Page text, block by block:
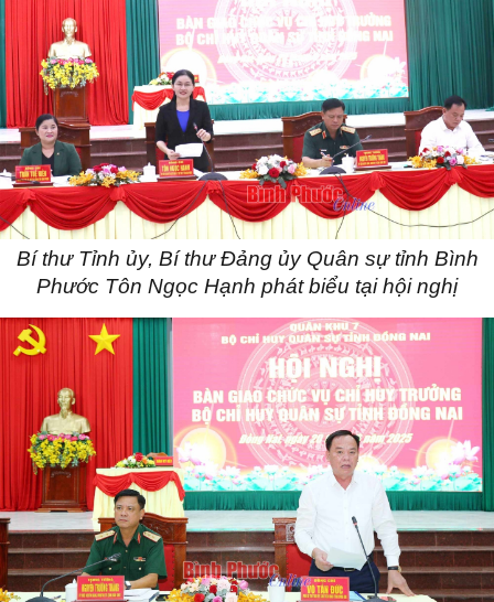
Bí thư Tỉnh ủy, Bí thư Đảng ủy Quân sự tỉnh Bình
Phước Tôn Ngọc Hạnh phát biểu tại hội nghị